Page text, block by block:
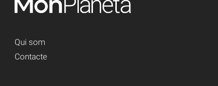
Qui som
Contacte